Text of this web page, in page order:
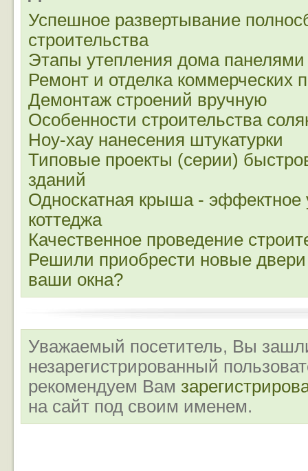
Успешное развертывание
строительства
Этапы утепления дома панелями
Ремонт и отделка коммерческих
Демонтаж строений вручную
Особенности строительства
Ноу-хау нанесения штукатурки
Типовые проекты (серии)
зданий
Односкатная крыша - эффектное
коттеджа
Качественное проведение
Решили приобрести новые
ваши окна?
Уважаемый посетитель, Вы
незарегистрированный
рекомендуем Вам
на сайт под своим именем.